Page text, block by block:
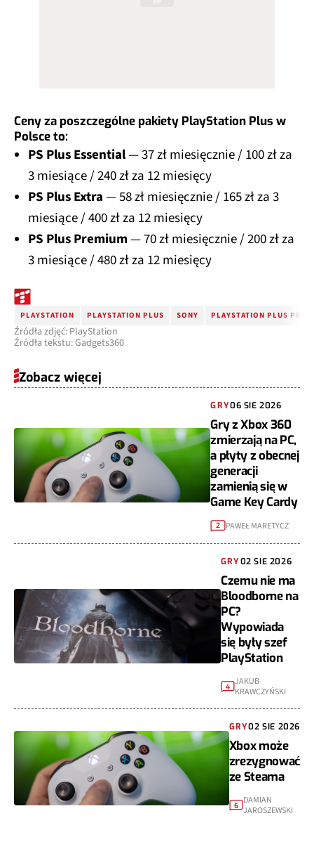
Ceny za poszczególne pakiety PlayStation Plus w
Polsce to:
PS Plus Essential— 37 zł miesięcznie / 100 zł za
3 miesiące / 240 zł za 12 miesięcy
PS Plus Extra— 58 zł miesięcznie / 165 zł za 3
miesiące / 400 zł za 12 miesięcy
PS Plus Premium— 70 zł miesięcznie / 200 zł za
3 miesiące / 480 zł za 12 miesięcy
PLAYSTATION PLAYSTATION PLUS SONY PLAYSTATION PLUS
Źródła zdjęć: PlayStation
Źródła tekstu: Gadgets360
Zobacz więcej
GRY06 SIE 2026
Gry z Xbox 360
zmierzają na PC,
a płyty z obecnej
generacji
zamienią się w
Game Key Cardy
2 PAWEŁ MARETYCZ
GRY02 SIE 2026
Czemu nie ma
Bloodborne na
PC?
Wypowiada
się były szef
PlayStation
4 JAKUB
KRAWCZYŃSKI
GRY02 SIE 2026
Xbox może
zrezygnować
ze Steama
6 DAMIAN
JAROSZEWSKI